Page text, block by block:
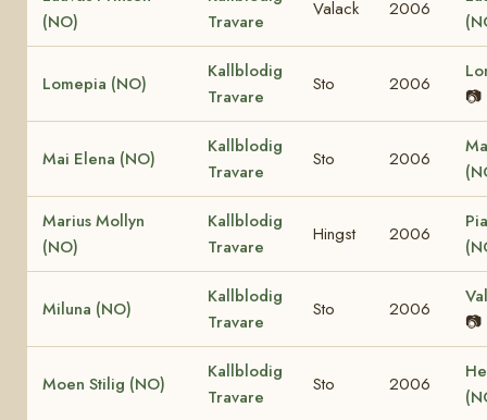
(NO)
Travare
Valack 2006
Lomepia (NO)
Kallblodig
Travare
Sto 2006
📷
Mai Elena (NO)
Kallblodig
Travare
Sto 2006
Marius Mollyn
(NO)
Kallblodig
Travare
Hingst 2006
Miluna (NO)
Kallblodig
Travare
Sto 2006
📷
Moen Stilig (NO)
Kallblodig
Travare
Sto 2006